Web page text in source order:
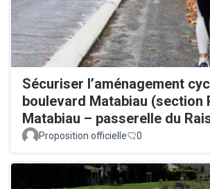
Sécuriser l’aménagement
boulevard Matabiau (section
Matabiau – passerelle du
Proposition officielle 0